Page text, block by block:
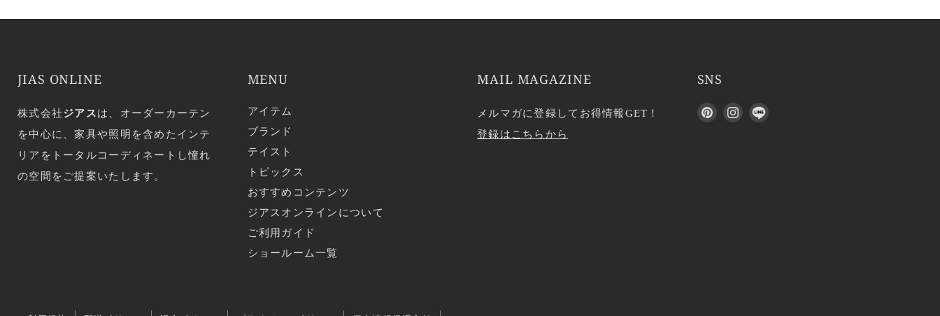
JIAS ONLINE
株式会社ジアスは、オーダーカーテン
を中心に、家具や照明を含めたインテ
リアをトータルコーディネートし憧れ
の空間をご提案いたします。
MENU
アイテム
ブランド
テイスト
トピックス
おすすめコンテンツ
ジアスオンラインについて
ご利用ガイド
ショールーム一覧
MAIL MAGAZINE
メルマガに登録してお得情報GET！
登録はこちらから
SNS
P
I
L